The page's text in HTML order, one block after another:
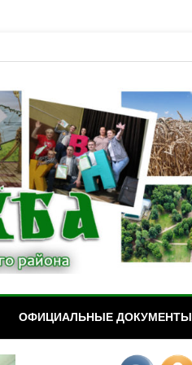
РА
ОФИЦИАЛЬНЫЕ ДОКУМЕНТЫ